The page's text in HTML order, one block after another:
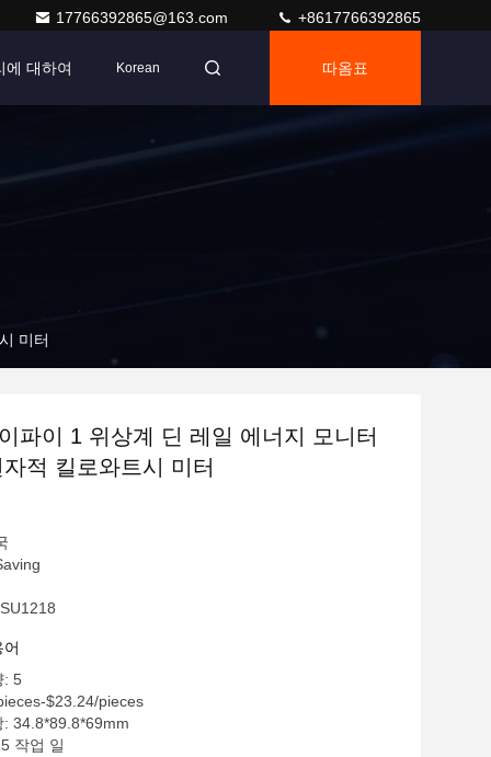
17766392865@163.com +8617766392865
에 대하여 Korean 따옴표
미터
파이 1 위상계 딘 레일 에너지 모니터
적 킬로와트시 미터
: 5
$23.24/pieces
34.8*89.8*69mm
작업 일